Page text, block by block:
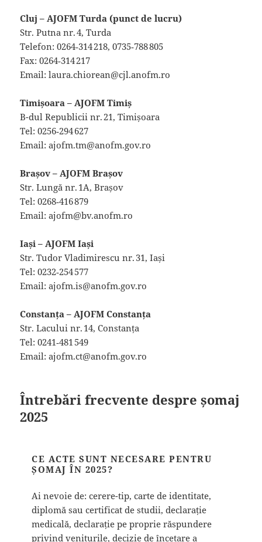
Cluj – AJOFM Turda (punct de lucru)
Str. Putna nr. 4, Turda
Telefon: 0264‑314 218, 0735‑788 805
Fax: 0264‑314 217
Email: laura.chiorean@cjl.anofm.ro
Timișoara – AJOFM Timiș
B-dul Republicii nr. 21, Timișoara
Tel: 0256‑294 627
Email: ajofm.tm@anofm.gov.ro
Brașov – AJOFM Brașov
Str. Lungă nr. 1A, Brașov
Tel: 0268‑416 879
Email: ajofm@bv.anofm.ro
Iași – AJOFM Iași
Str. Tudor Vladimirescu nr. 31, Iași
Tel: 0232‑254 577
Email: ajofm.is@anofm.gov.ro
Constanța – AJOFM Constanța
Str. Lacului nr. 14, Constanța
Tel: 0241‑481 549
Email: ajofm.ct@anofm.gov.ro
Întrebări frecvente despre șomaj
2025
CE ACTE SUNT NECESARE PENTRU
ȘOMAJ ÎN 2025?
Ai nevoie de: cerere-tip, carte de identitate,
diplomă sau certificat de studii, declarație
medicală, declarație pe proprie răspundere
privind veniturile, decizie de încetare a